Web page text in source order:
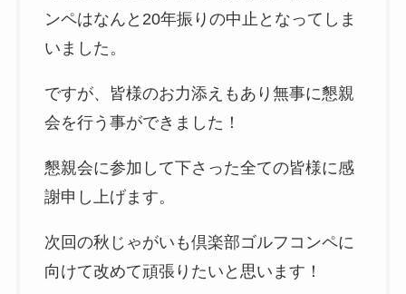
ンペはなんと20年振りの中止となってしま
いました。
ですが、皆様のお力添えもあり無事に懇親
会を行う事ができました！
懇親会に参加して下さった全ての皆様に感
謝申し上げます。
次回の秋じゃがいも倶楽部ゴルフコンペに
向けて改めて頑張りたいと思います！